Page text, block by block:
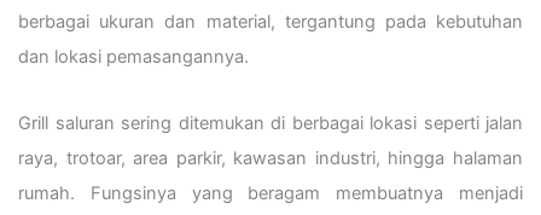
berbagai ukuran dan material, tergantung pada kebutuhan
dan lokasi pemasangannya.
Grill saluran sering ditemukan di berbagai lokasi seperti jalan
raya, trotoar, area parkir, kawasan industri, hingga halaman
rumah. Fungsinya yang beragam membuatnya menjadi